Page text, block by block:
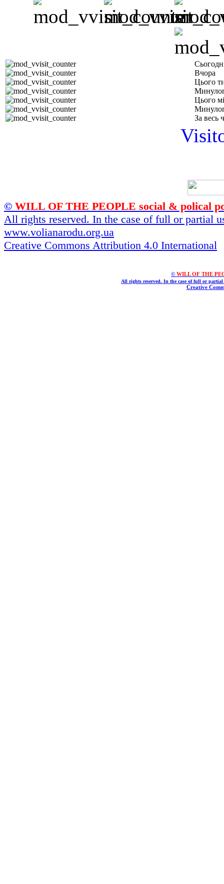
Вчора
Цього
Цього
За весь
© WILL OF THE PEOPLE social & polical
All rights reserved. In the case of full or partial
www.volianarodu.org.ua
Creative Commons Attribution 4.0 International
© WILL OF THE
All rights reserved. In the case of full or
Creative